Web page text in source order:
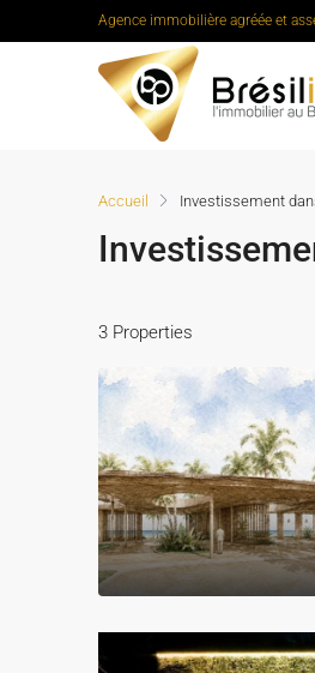
Agence immobilière agréée et
Accueil Investissement
3 Properties